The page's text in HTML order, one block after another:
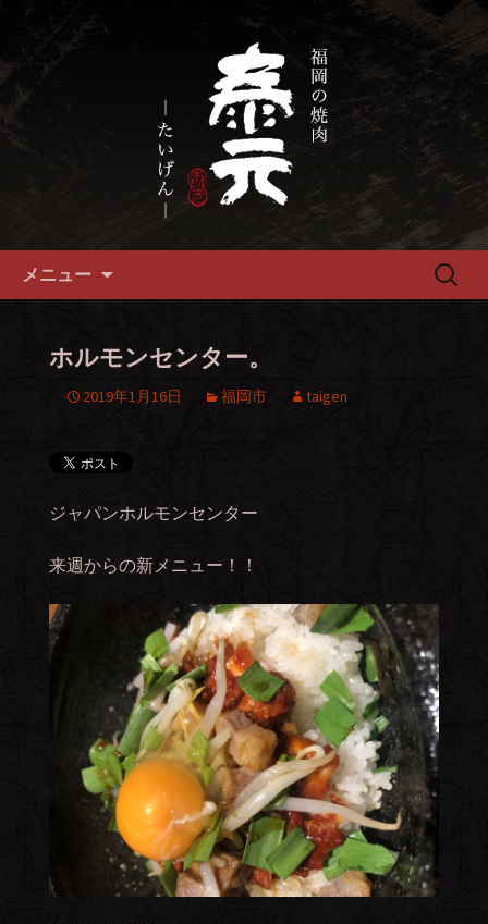
福岡市、畜産農家直送の厳選黒
毛和牛を愉しめる焼肉店
畜産農家直送の厳選肉が自慢の福岡市
の焼肉『泰元』
メニュー
検
ホルモンセンター。
2019年1月16日 福岡市 taigen
ジャパンホルモンセンター
来週からの新メニュー！！